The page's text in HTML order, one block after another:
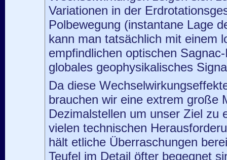
Variationen in der
Polbewegung (instantane Lage
kann man tatsächlich mit einem
empfindlichen optischen
globales geophysikalisches
Da diese
brauchen wir eine extrem große
Dezimalstellen um unser Ziel zu
vielen technischen
hält etliche Überraschungen
Teufel im Detail öfter begegnet